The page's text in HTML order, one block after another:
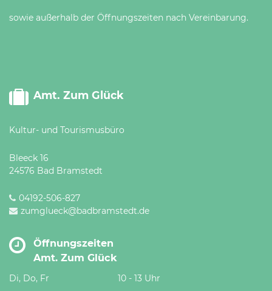
sowie außerhalb der Öffnungszeiten nach Vereinbarung.
Amt. Zum Glück
Kultur- und Tourismusbüro
Bleeck 16
24576 Bad Bramstedt
04192-506-827
zumglueck@badbramstedt.de
Öffnungszeiten
Amt. Zum Glück
Di, Do, Fr 10 - 13 Uhr